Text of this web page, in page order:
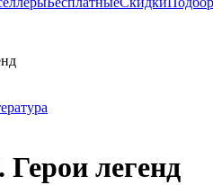
Герои легенд